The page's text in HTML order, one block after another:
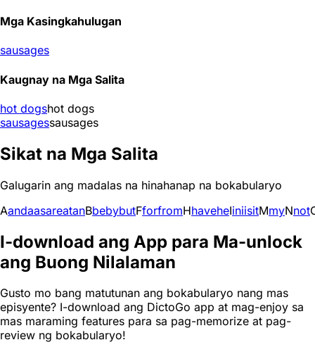
Mga Kasingkahulugan
sausages
Kaugnay na Mga Salita
hot dogshot dogs
sausagessausages
Sikat na Mga Salita
Galugarin ang madalas na hinahanap na bokabularyo
AandaasareatanBbebybutFforfromHhaveheIiniisitMmyNnot
I-download ang App para Ma-unlock
ang Buong Nilalaman
Gusto mo bang matutunan ang bokabularyo nang mas
episyente? I-download ang DictoGo app at mag-enjoy sa
mas maraming features para sa pag-memorize at pag-
review ng bokabularyo!